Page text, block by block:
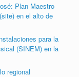
Plan Maestro
en el alto de
para la
(SINEM) en la
regional